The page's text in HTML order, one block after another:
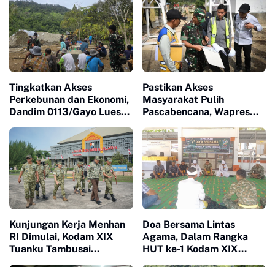
Tingkatkan Akses
Perkebunan dan Ekonomi,
Dandim 0113/Gayo Lues
Jembatan Garuda Merah
Putih di Desa Pungke Jaya
Pastikan Akses
Masyarakat Pulih
Pascabencana, Wapres
Jembatan Gantung
Kendawi
Kunjungan Kerja Menhan
RI Dimulai, Kodam XIX
Tuanku Tambusai
Doa Bersama Lintas
Agama, Dalam Rangka
HUT ke-1 Kodam XIX